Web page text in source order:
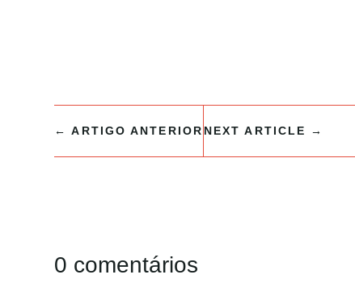
←ARTIGO ANTERIOR NEXT ARTICLE →
0 comentários